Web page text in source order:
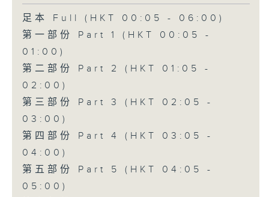
足本 Full (HKT 00:05 - 06:00)
第一部份 Part 1 (HKT 00:05 -
01:00)
第二部份 Part 2 (HKT 01:05 -
02:00)
第三部份 Part 3 (HKT 02:05 -
03:00)
第四部份 Part 4 (HKT 03:05 -
04:00)
第五部份 Part 5 (HKT 04:05 -
05:00)